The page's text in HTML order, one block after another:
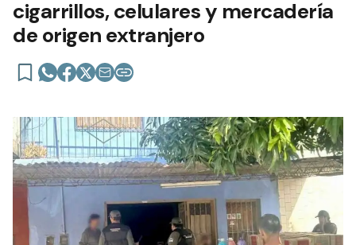
cigarrillos, celulares y mercadería
de origen extranjero